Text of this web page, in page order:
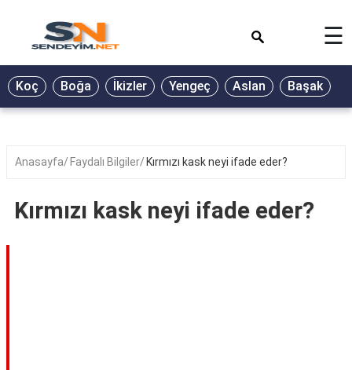
BİYOGRAFİ
GALERİ
ŞİİR
☰
Koç Boğa İkizler Yengeç Aslan Başak
Anasayfa Faydalı Bilgiler Kırmızı kask neyi ifade eder?
Kırmızı kask neyi ifade eder?